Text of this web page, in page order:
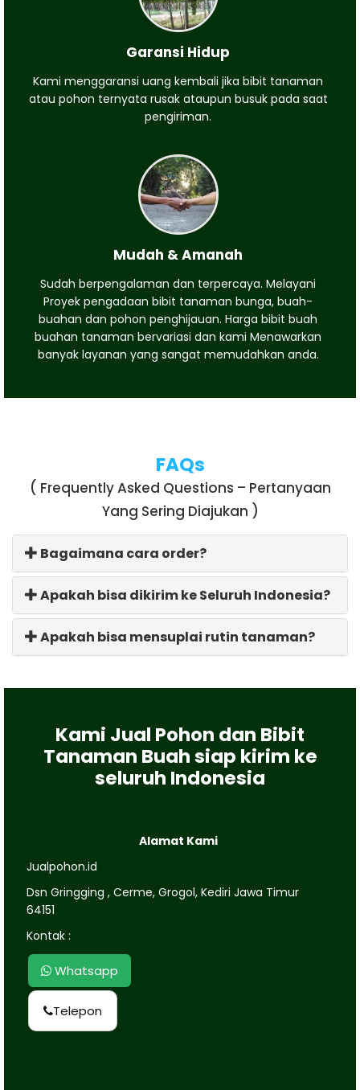
Garansi Hidup
Kami menggaransi uang kembali jika bibit tanaman
atau pohon ternyata rusak ataupun busuk pada saat
pengiriman.
Mudah & Amanah
Sudah berpengalaman dan terpercaya. Melayani
Proyek pengadaan bibit tanaman bunga, buah-
buahan dan pohon penghijauan. Harga bibit buah
buahan tanaman bervariasi dan kami Menawarkan
banyak layanan yang sangat memudahkan anda.
FAQs
( Frequently Asked Questions – Pertanyaan
Yang Sering Diajukan )
Bagaimana cara order?
Apakah bisa dikirim ke Seluruh Indonesia?
Apakah bisa mensuplai rutin tanaman?
Kami Jual Pohon dan Bibit
Tanaman Buah siap kirim ke
seluruh Indonesia
Alamat Kami
Jualpohon.id
Dsn Gringging , Cerme, Grogol, Kediri Jawa Timur
64151
Kontak :
Whatsapp
Telepon